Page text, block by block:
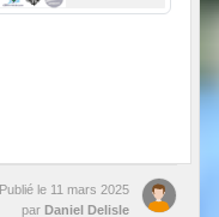
Publié le 11 mars 2025
par Daniel Delisle